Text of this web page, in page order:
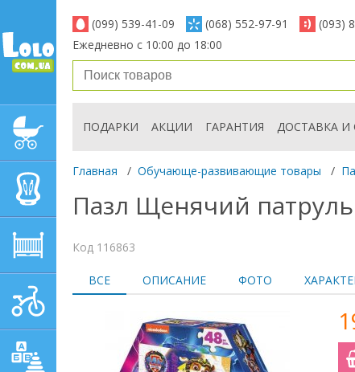
ДЕТСКИЕ КОЛЯСКИ
ДЕТСКАЯ МЕБЕЛЬ
ДЕТСКИЙ СПОРТ И
ДЕТСКИЕ ИГРУШКИ
(099) 539-41-09 (068) 552-97-91
(093)
Ежедневно с 10:00 до 18:00
ПОДАРКИ АКЦИИ ГАРАНТИЯ ДОСТАВКА И
Главная / Обучающе-развивающие товары /
Пазл Щенячий
Код 116863
ВСЕ ОПИСАНИЕ ФОТО